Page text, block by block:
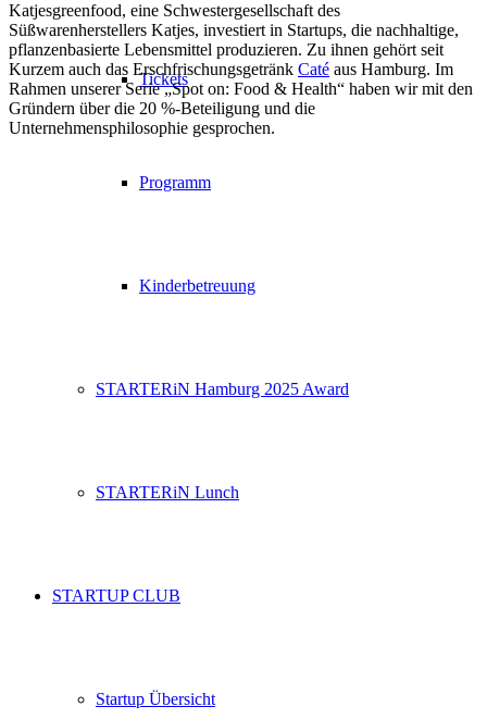
Tickets
Programm
Kinderbetreuung
STARTERiN Hamburg 2025 Award
STARTERiN Lunch
STARTUP CLUB
Startup Übersicht
Katjesgreenfood, eine Schwestergesellschaft des
Süßwarenherstellers Katjes, investiert in Startups, die nachhaltige,
pflanzenbasierte Lebensmittel produzieren. Zu ihnen gehört seit
Kurzem auch das Erschfrischungsgetränk Caté aus Hamburg. Im
Rahmen unserer Serie „Spot on: Food & Health“ haben wir mit den
Gründern über die 20 %-Beteiligung und die
Unternehmensphilosophie gesprochen.